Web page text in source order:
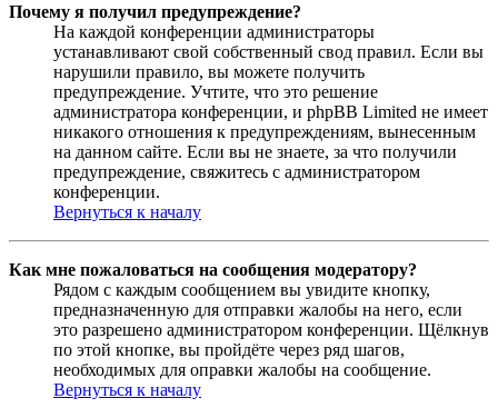
Почему я получил предупреждение?
На каждой конференции администраторы
устанавливают свой собственный свод правил. Если вы
нарушили правило, вы можете получить
предупреждение. Учтите, что это решение
администратора конференции, и phpBB Limited не имеет
никакого отношения к предупреждениям, вынесенным
на данном сайте. Если вы не знаете, за что получили
предупреждение, свяжитесь с администратором
конференции.
Вернуться к началу
Как мне пожаловаться на сообщения модератору?
Рядом с каждым сообщением вы увидите кнопку,
предназначенную для отправки жалобы на него, если
это разрешено администратором конференции. Щёлкнув
по этой кнопке, вы пройдёте через ряд шагов,
необходимых для оправки жалобы на сообщение.
Вернуться к началу